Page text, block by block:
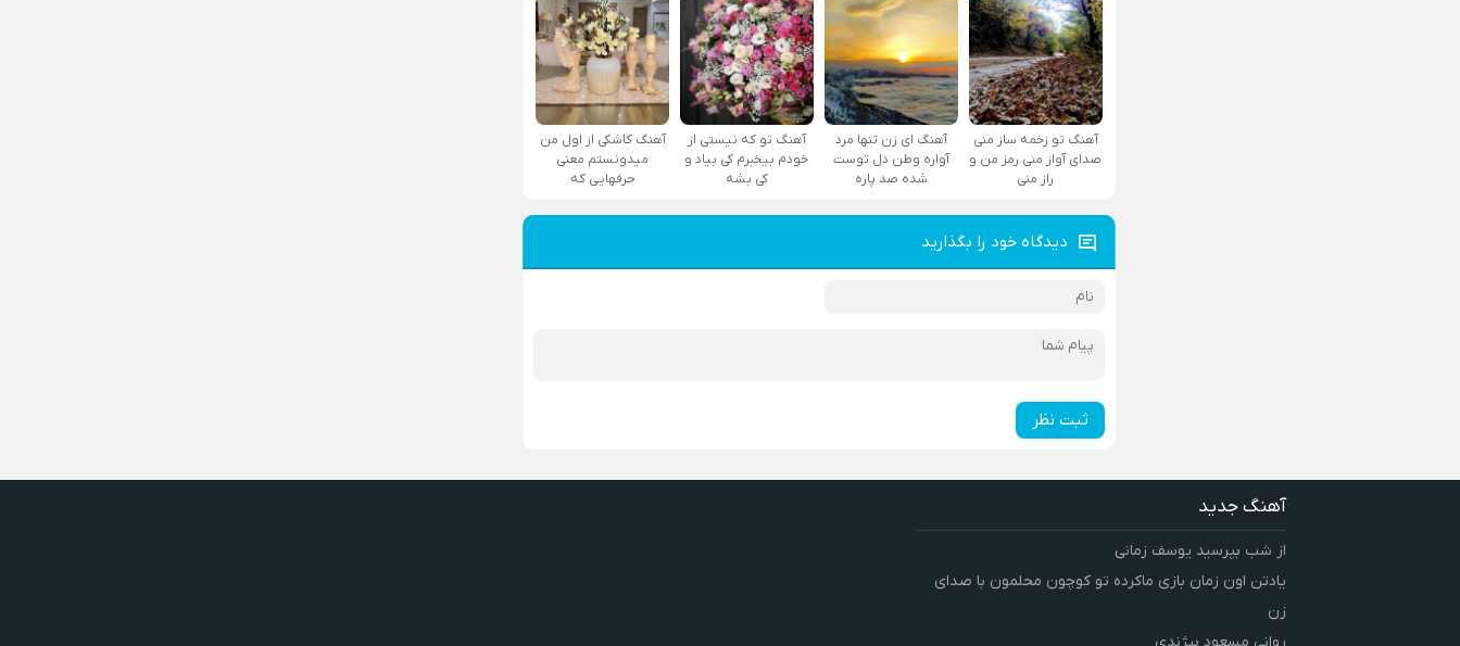
آهنگ تو زخمه ساز منی
صدای آواز منی رمز من و
راز منی
آهنگ ای زن تنها مرد
آواره وطن دل توست
شده صد پاره
آهنگ تو که نیستی از
خودم بیخبرم کی بیاد و
کی بشه
آهنگ کاشکی از اول من
میدونستم معنی
حرفهایی که
دیدگاه خود را بگذارید
ثبت نظر
آهنگ جدید
از شب بپرسید یوسف زمانی
یادتن اون زمان بازی ماکرده تو کوچون محلمون با صدای
زن